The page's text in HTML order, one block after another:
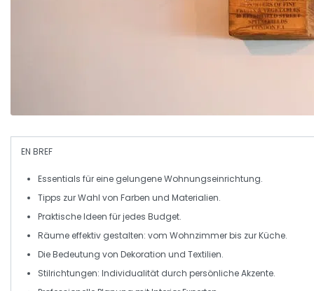
EN BREF
Essentials für eine gelungeneWohnungseinrichtung.
Tipps zur Wahl von Farben und Materialien.
PraktischeIdeen für jedes Budget.
Räume effektiv gestalten: vom Wohnzimmer bis zur Küche.
Die Bedeutung von Dekoration und Textilien.
Stilrichtungen: Individualität durch persönliche Akzente.